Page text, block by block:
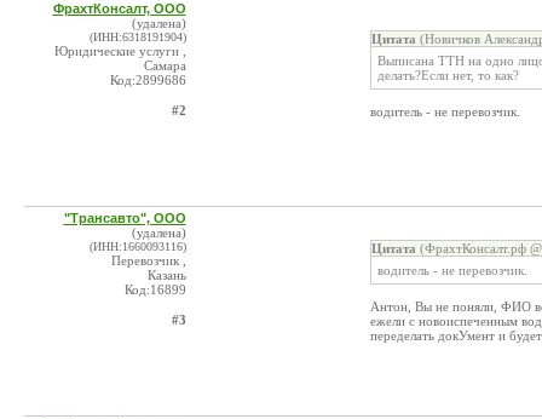
ФрахтКонсалт, ООО
(удалена)
(ИНН:6318191904)
Юридические услуги ,
Самара
Код:2899686
#2
Цитата (Новичков
Выписана ТТН на одно
делать?Если нет, то как?
водитель - не перевозчик.
"Трансавто", ООО
(удалена)
(ИНН:1660093116)
Перевозчик ,
Казань
Код:16899
#3
Цитата (ФрахтКонсалт.рф
водитель - не перевозчик.
Антон, Вы не поняли, ФИО
ежели с новоиспеченным
переделать докУмент и